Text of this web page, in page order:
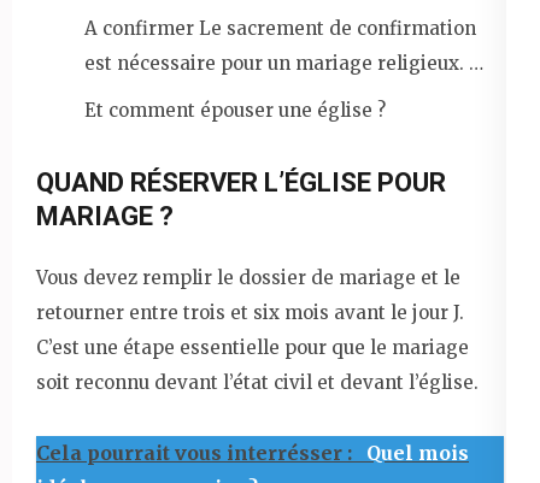
A confirmer Le sacrement de confirmation
est nécessaire pour un mariage religieux. …
Et comment épouser une église ?
QUAND RÉSERVER L’ÉGLISE POUR
MARIAGE ?
Vous devez remplir le dossier de mariage et le
retourner entre trois et six mois avant le jour J.
C’est une étape essentielle pour que le mariage
soit reconnu devant l’état civil et devant l’église.
Cela pourrait vous interrésser :
Quel mois